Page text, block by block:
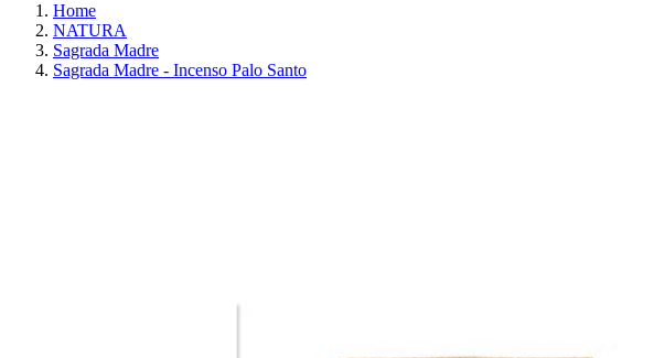
Home
NATURA
Sagrada Madre
Sagrada Madre - Incenso Palo Santo